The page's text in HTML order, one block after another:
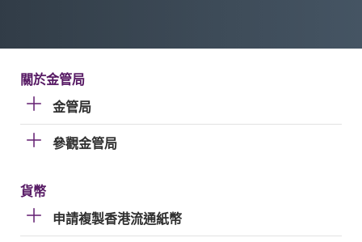
關於金管局
金管局
參觀金管局
貨幣
申請複製香港流通紙幣